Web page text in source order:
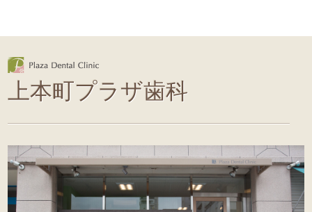
上本町プラザ歯科